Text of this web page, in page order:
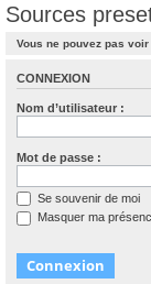
Sources
Vous ne pouvez pas
CONNEXION
Nom d’utilisateur :
Mot de passe :
Se souvenir de moi
Masquer ma